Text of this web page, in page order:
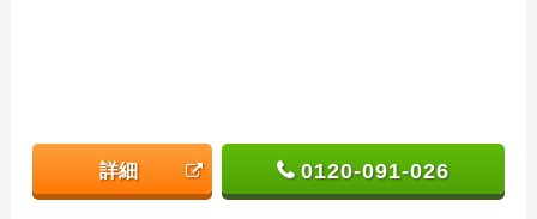
詳細 0120-091-026